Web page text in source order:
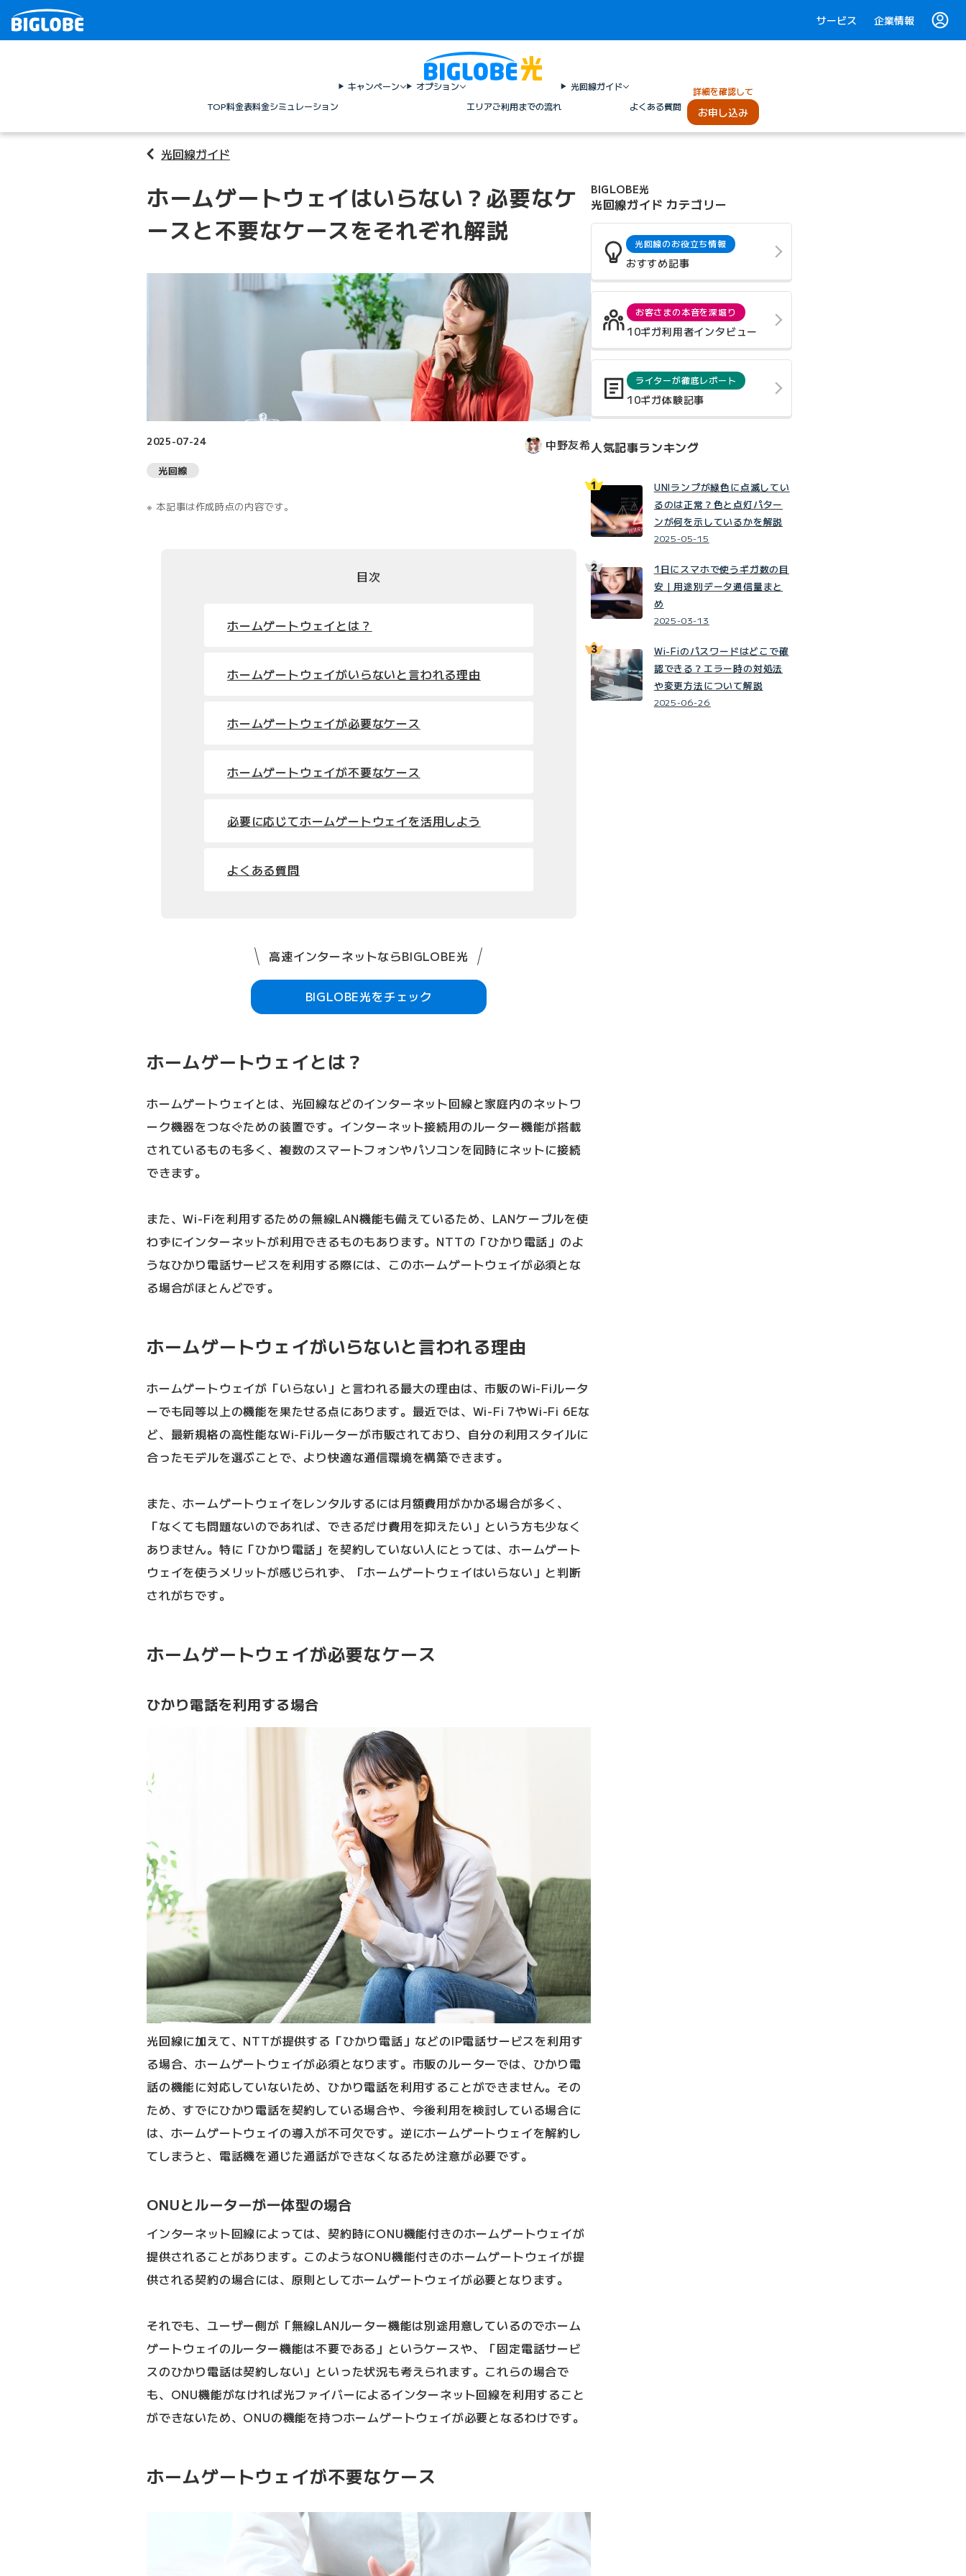
サービス 企業情報
TOP料金表料金シミュレーション
キャンペーン
オプション
エリアご利用までの流れ
光回線ガイド
よくある質問
詳細を確認して
お申し込み
光回線ガイド
ホームゲートウェイはいらない？必要なケ
ースと不要なケースをそれぞれ解説
2025-07-24 中野友希
光回線
本記事は作成時点の内容です。
目次
ホームゲートウェイとは？
ホームゲートウェイがいらないと言われる理由
ホームゲートウェイが必要なケース
ホームゲートウェイが不要なケース
必要に応じてホームゲートウェイを活用しよう
よくある質問
高速インターネットならBIGLOBE光
BIGLOBE光をチェック
ホームゲートウェイとは？
ホームゲートウェイとは、光回線などのインターネット回線と家庭内のネットワ
ーク機器をつなぐための装置です。インターネット接続用のルーター機能が搭載
されているものも多く、複数のスマートフォンやパソコンを同時にネットに接続
できます。
また、Wi-Fiを利用するための無線LAN機能も備えているため、LANケーブルを使
わずにインターネットが利用できるものもあります。NTTの「ひかり電話」のよ
うなひかり電話サービスを利用する際には、このホームゲートウェイが必須とな
る場合がほとんどです。
ホームゲートウェイがいらないと言われる理由
ホームゲートウェイが「いらない」と言われる最大の理由は、市販のWi-Fiルータ
ーでも同等以上の機能を果たせる点にあります。最近では、Wi-Fi 7やWi-Fi 6Eな
ど、最新規格の高性能なWi-Fiルーターが市販されており、自分の利用スタイルに
合ったモデルを選ぶことで、より快適な通信環境を構築できます。
また、ホームゲートウェイをレンタルするには月額費用がかかる場合が多く、
「なくても問題ないのであれば、できるだけ費用を抑えたい」という方も少なく
ありません。特に「ひかり電話」を契約していない人にとっては、ホームゲート
ウェイを使うメリットが感じられず、「ホームゲートウェイはいらない」と判断
されがちです。
ホームゲートウェイが必要なケース
ひかり電話を利用する場合
光回線に加えて、NTTが提供する「ひかり電話」などのIP電話サービスを利用す
る場合、ホームゲートウェイが必須となります。市販のルーターでは、ひかり電
話の機能に対応していないため、ひかり電話を利用することができません。その
ため、すでにひかり電話を契約している場合や、今後利用を検討している場合に
は、ホームゲートウェイの導入が不可欠です。逆にホームゲートウェイを解約し
てしまうと、電話機を通じた通話ができなくなるため注意が必要です。
ONUとルーターが一体型の場合
インターネット回線によっては、契約時にONU機能付きのホームゲートウェイが
提供されることがあります。このようなONU機能付きのホームゲートウェイが提
供される契約の場合には、原則としてホームゲートウェイが必要となります。
それでも、ユーザー側が「無線LANルーター機能は別途用意しているのでホーム
ゲートウェイのルーター機能は不要である」というケースや、「固定電話サービ
スのひかり電話は契約しない」といった状況も考えられます。これらの場合で
も、ONU機能がなければ光ファイバーによるインターネット回線を利用すること
ができないため、ONUの機能を持つホームゲートウェイが必要となるわけです。
ホームゲートウェイが不要なケース
BIGLOBE光
光回線ガイド カテゴリー
光回線のお役立ち情報
おすすめ記事
お客さまの本音を深堀り
10ギガ利用者インタビュー
ライターが徹底レポート
10ギガ体験記事
人気記事ランキング
UNIランプが緑色に点滅してい
るのは正常？色と点灯パター
ンが何を示しているかを解説
2025-05-15
1日にスマホで使うギガ数の目
安｜用途別データ通信量まと
め
2025-03-13
Wi-Fiのパスワードはどこで確
認できる？エラー時の対処法
や変更方法について解説
2025-06-26